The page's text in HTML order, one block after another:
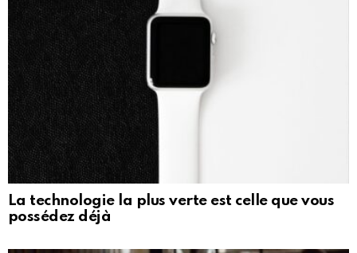
La technologie la plus verte est celle que vous
possédez déjà